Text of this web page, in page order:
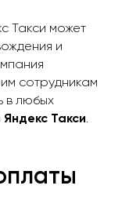
Такси может
и
сотрудникам
в любых
Такси.